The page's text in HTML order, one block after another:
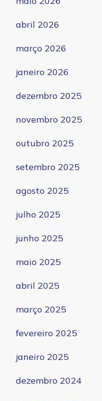
abril 2026
março 2026
janeiro 2026
dezembro 2025
novembro 2025
outubro 2025
setembro 2025
agosto 2025
julho 2025
junho 2025
maio 2025
abril 2025
março 2025
fevereiro 2025
janeiro 2025
dezembro 2024